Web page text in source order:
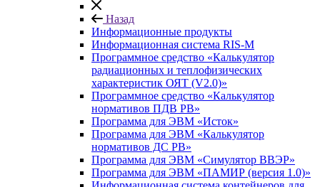
Назад
Информационные продукты
Информационная система RIS-M
Программное средство «Калькулятор
радиационных и теплофизических
характеристик ОЯТ (V2.0)»
Программное средство «Калькулятор
нормативов ПДВ РВ»
Программа для ЭВМ «Исток»
Программа для ЭВМ «Калькулятор
нормативов ДС РВ»
Программа для ЭВМ «Симулятор ВВЭР»
Программа для ЭВМ «ПАМИР (версия 1.0)»